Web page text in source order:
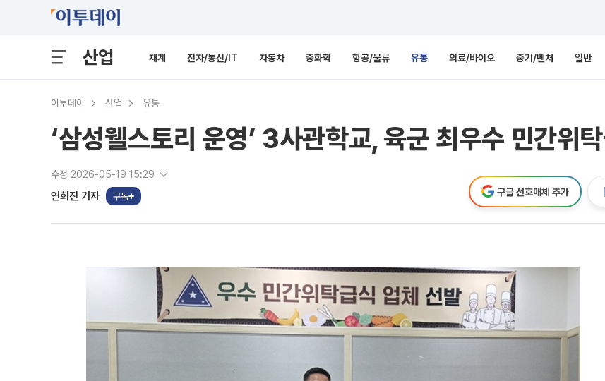
산업 재계 전자/통신/IT 자동차 중화학 항공/물류 유통 의료/바이오 중기/벤처 일반
이투데이 산업 유통
‘삼성웰스토리 운영’ 3사관학교, 육군 최우수 민간위
수정 2026-05-19 15:29
연희진 기자 구독 구글 선호매체 추가